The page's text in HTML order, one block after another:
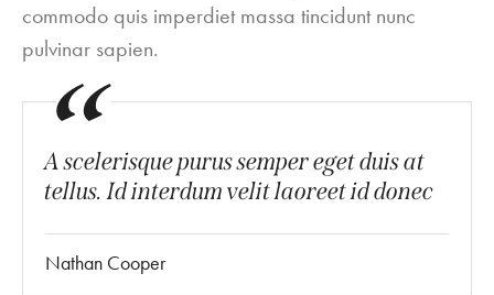
commodo quis imperdiet massa tincidunt nunc
pulvinar sapien.
A scelerisque purus semper eget duis at
tellus. Id interdum velit laoreet id donec
Nathan Cooper